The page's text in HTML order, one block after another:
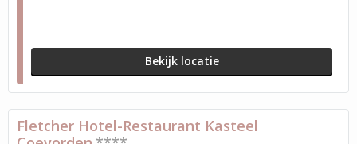
Bekijk locatie
Fletcher Hotel-Restaurant Kasteel